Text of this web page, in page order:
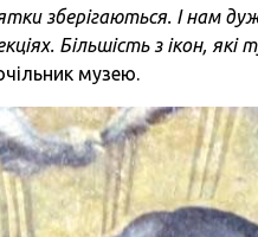
зберігаються. І нам
Більшість з ікон,
музею.